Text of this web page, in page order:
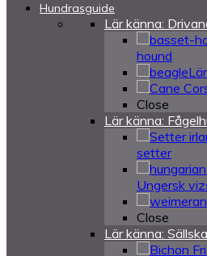
Hundrasguide
Lär känna:
hound
Close
Lär känna:
setter
Ungersk
Close
Lär känna: